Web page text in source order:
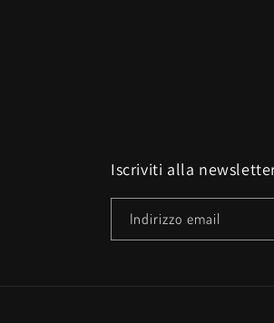
Iscriviti alla
Indirizzo email